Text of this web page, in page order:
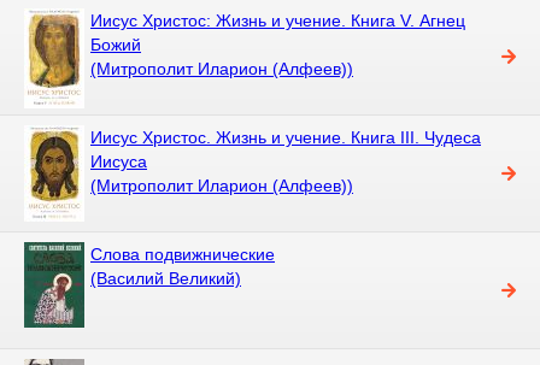
Иисус Христос: Жизнь и учение. Книга V. Агнец
Божий
(Митрополит Иларион (Алфеев))
Иисус Христос. Жизнь и учение. Книга III. Чудеса
Иисуса
(Митрополит Иларион (Алфеев))
Слова подвижнические
(Василий Великий)